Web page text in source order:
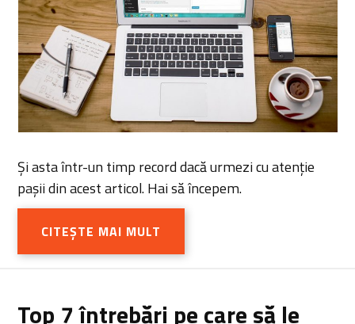
Și asta într-un timp record dacă urmezi cu atenție
pașii din acest articol. Hai să începem.
CITEȘTE MAI MULT
Top 7 întrebări pe care să le